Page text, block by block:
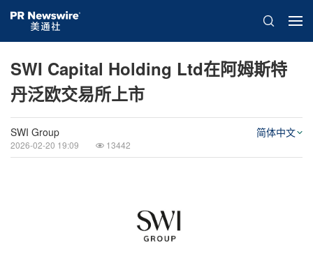
SWI Capital Holding Ltd在阿姆斯特
丹泛欧交易所上市
SWI Group
2026-02-20 19:09 13442
简体中文